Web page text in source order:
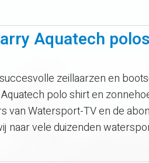
Aquatech
zeillaarzen en
polo shirt en
van Watersport-TV en de
naar vele duizenden